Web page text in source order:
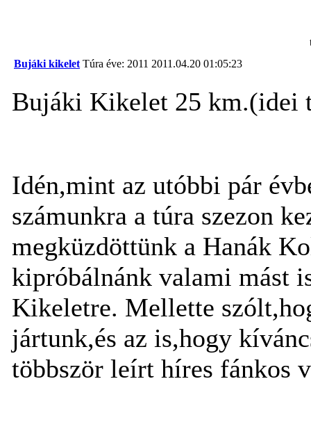
Bujáki kikelet Túra éve: 2011 2011.04.20 01:05:23
Bujáki Kikelet 25 km.(idei
Idén,mint az utóbbi pár
számunkra a túra szezon
megküzdöttünk a Hanák
kipróbálnánk valami mást
Kikeletre. Mellette
jártunk,és az is,hogy
többször leírt híres fánkos